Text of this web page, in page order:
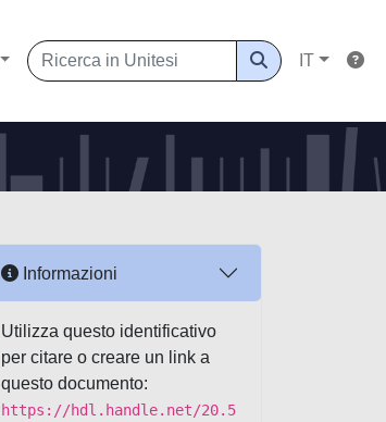
IT
Informazioni
Utilizza questo identificativo
per citare o creare un link a
questo documento:
https://hdl.handle.net/20.5